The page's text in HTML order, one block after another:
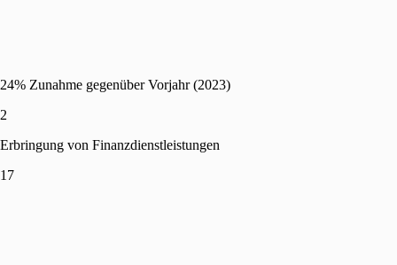
24% Zunahme gegenüber Vorjahr (2023)
2
Erbringung von Finanzdienstleistungen
17